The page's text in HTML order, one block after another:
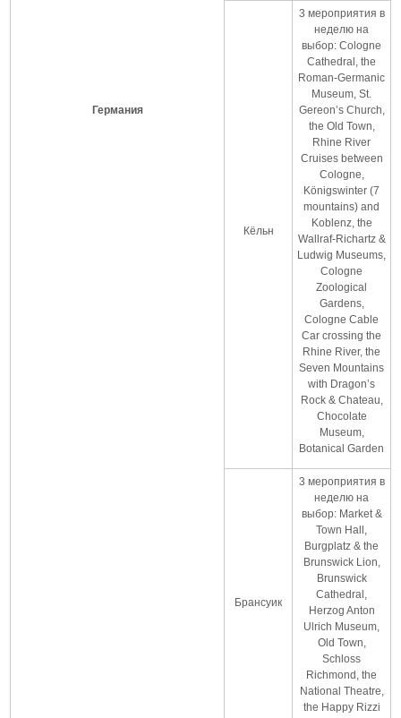
Германия
Кёльн
3 мероприятия в
неделю на
выбор: Cologne
Cathedral, the
Roman-Germanic
Museum, St.
Gereon’s Church,
the Old Town,
Rhine River
Cruises between
Cologne,
Königswinter (7
mountains) and
Koblenz, the
Wallraf-Richartz &
Ludwig Museums,
Cologne
Zoological
Gardens,
Cologne Cable
Car crossing the
Rhine River, the
Seven Mountains
with Dragon’s
Rock & Chateau,
Chocolate
Museum,
Botanical Garden
Брансуик
3 мероприятия в
неделю на
выбор: Market &
Town Hall,
Burgplatz & the
Brunswick Lion,
Brunswick
Cathedral,
Herzog Anton
Ulrich Museum,
Old Town,
Schloss
Richmond, the
National Theatre,
the Happy Rizzi